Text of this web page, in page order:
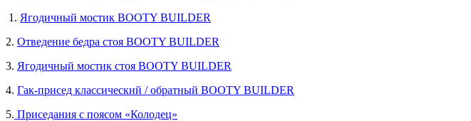
1. Ягодичный мостик BOOTY BUILDER
2. Отведение бедра стоя BOOTY BUILDER
3. Ягодичный мостик стоя BOOTY BUILDER
4. Гак-присед классический / обратный BOOTY BUILDER
5. Приседания с поясом «Колодец»